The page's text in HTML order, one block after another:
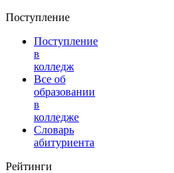
Поступление
Поступление
в
колледж
Все об
образовании
в
колледже
Словарь
абитуриента
Рейтинги